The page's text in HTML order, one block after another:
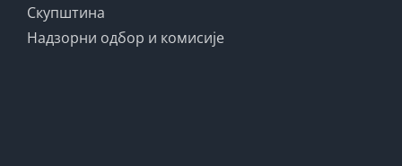
Скупштина
Надзорни одбор и комисије